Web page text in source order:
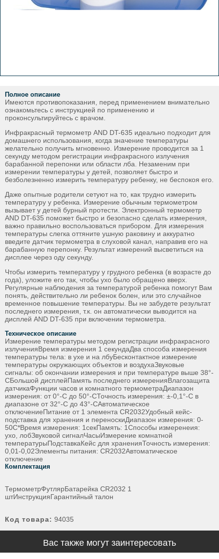
Полное описание
Имеются противопоказания, перед применением внимательно
ознакомьтесь с инструкцией по применению и
проконсультируйтесь с врачом.
Инфракрасный термометр AND DT-635 идеально подходит для
домашнего использования, когда значение температуры
желательно получить мгновенно. Измерение проводится за 1
секунду методом регистрации инфракрасного излучения
барабанной перепонки или области лба. Незаменим при
измерении температуры у детей, позволяет быстро и
безболезненно измерить температуру ребенку, не беспокоя его.
Даже опытные родители сетуют на то, как трудно измерить
температуру у ребенка. Измерение обычным термометром
вызывает у детей бурный протести. Электронный термометр
AND DT-635 поможет быстро и безопасно сделать измерения,
важно правильно воспользоваться прибором. Для измерения
температуры слегка оттяните ушную раковину и аккуратно
введите датчик термометра в слуховой канал, направив его на
барабанную перепонку. Результат измерений высветиться на
дисплее через оду секунду.
Чтобы измерить температуру у грудного ребенка (в возрасте до
года), уложите его так, чтобы ухо было обращено вверх.
Регулярные наблюдения за температурой ребенка помогут Вам
понять, действительно ли ребенок болен, или это случайное
временное повышение температуры. Вы не забудете результат
последнего измерения, т.к. он автоматически выводится на
дисплей AND DT-635 при включении термометра.
Техническое описание
Измерение температуры методом регистрации инфракрасного
излученияВремя измерения 1 секундаДва способа измерения
температуры тела: в ухе и на лбуБесконтактное измерение
температуры окружающих объектов и воздухаЗвуковые
сигналы: об окончании измерения и при температуре выше 38°-
CБольшой дисплейПамять последнего измеренияВлагозащита
датчикаФункции часов и комнатного термометраДиапазон
измерения: от 0°-C до 50°-CТочность измерения: ±-0,1°-C в
диапазоне от 32°-C до 43°-CАвтоматическое
отключениеПитание от 1 элемента CR2032Удобный кейс-
подставка для хранения и переноскиДиапазон измерения: 0-
50С*Время измерения: 1секПамять: 1Способы измеренеия:
ухо, лобЗвуковой сигналЧасыИзмерение комнатной
температурыПодставкаКейс для храненияТочность измерения:
0,01-0,02Элементы питания: CR2032Автоматическое
отключение
Комплектация
ТермометрФутлярБатарейка CR2032 1
штИнструкцияГарантийный талон
Код товара: 94035
Вас также могут заинтересовать